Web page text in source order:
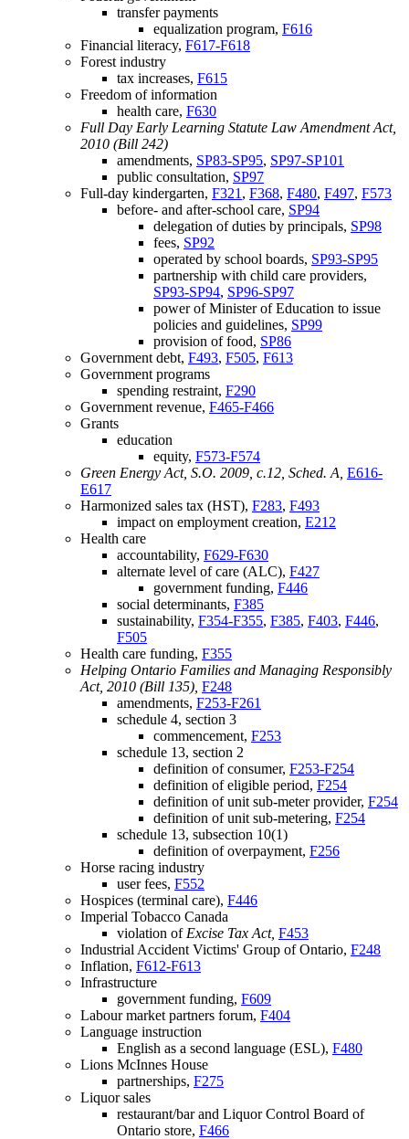
transfer payments
equalization program, F616
Financial literacy, F617-F618
Forest industry
tax increases, F615
Freedom of information
health care, F630
Full Day Early Learning Statute Law Amendment Act,
2010 (Bill 242)
amendments, SP83-SP95, SP97-SP101
public consultation, SP97
Full-day kindergarten, F321 , F368, F480, F497, F573
before- and after-school care, SP94
delegation of duties by principals, SP98
fees, SP92
operated by school boards, SP93-SP95
partnership with child care providers,
SP93-SP94, SP96-SP97
power of Minister of Education to issue
policies and guidelines, SP99
provision of food, SP86
Government debt, F493, F505, F613
Government programs
spending restraint, F290
Government revenue, F465-F466
Grants
education
equity, F573-F574
Green Energy Act, S.O. 2009, c.12, Sched. A, E616-
E617
Harmonized sales tax (HST), F283, F493
impact on employment creation, E212
Health care
accountability, F629-F630
alternate level of care (ALC), F427
government funding, F446
social determinants, F385
sustainability, F354-F355, F385, F403, F446,
F505
Health care funding, F355
Helping Ontario Families and Managing Responsibly
Act, 2010 (Bill 135), F248
amendments, F253-F261
schedule 4, section 3
commencement, F253
schedule 13, section 2
definition of consumer, F253-F254
definition of eligible period, F254
definition of unit sub-meter provider, F254
definition of unit sub-metering, F254
schedule 13, subsection 10(1)
definition of overpayment, F256
Horse racing industry
user fees, F552
Hospices (terminal care), F446
Imperial Tobacco Canada
violation of Excise Tax Act, F453
Industrial Accident Victims' Group of Ontario, F248
Inflation, F612-F613
Infrastructure
government funding, F609
Labour market partners forum, F404
Language instruction
English as a second language (ESL), F480
Lions McInnes House
partnerships, F275
Liquor sales
restaurant/bar and Liquor Control Board of
Ontario store, F466